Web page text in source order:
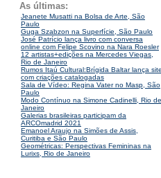
As últimas:
Jeanete Musatti na Bolsa de Arte, São
Paulo
Guga Szabzon na Superfície, São Paulo
José Patrício lança livro com conversa
online com Felipe Scovino na Nara Roesler
12 artistas+edições na Mercedes Viegas,
Rio de Janeiro
Rumos Itaú Cultural:Brígida Baltar lança site
com criações catalogadas
Sala de Vídeo: Regina Vater no Masp, São
Paulo
Modo Contínuo na Simone Cadinelli, Rio de
Janeiro
Galerias brasileiras participam da
ARCOmadrid 2021
Emanoel Araujo na Simões de Assis,
Curitiba e São Paulo
Geométricas: Perspectivas Femininas na
Lurixs, Rio de Janeiro